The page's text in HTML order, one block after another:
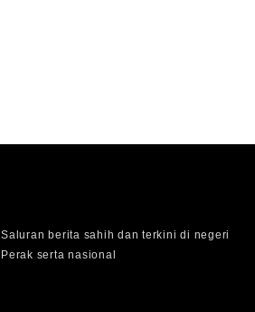
Saluran berita sahih dan terkini di negeri
Perak serta nasional